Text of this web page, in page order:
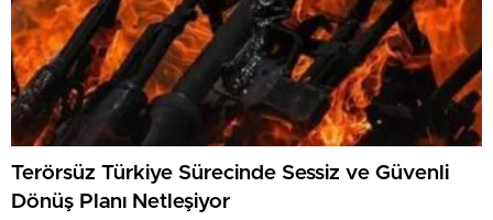
Terörsüz Türkiye Sürecinde Sessiz ve Güvenli
Dönüş Planı Netleşiyor